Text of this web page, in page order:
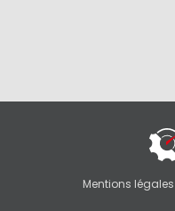
Mentions légales